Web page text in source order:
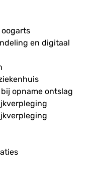
en digitaal
opname ontslag